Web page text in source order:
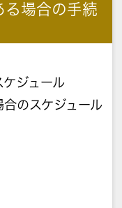
る場合の手続
ジュール
のスケジュール